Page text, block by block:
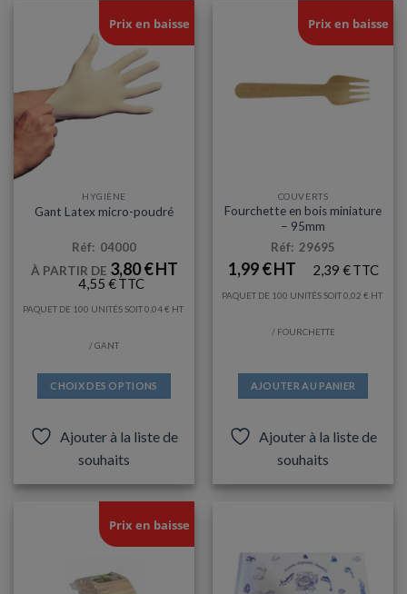
Prix en baisse
HYGIÈNE
Gant Latex micro-poudré
Réf: 04000
À PARTIR DE 3,80€
4,55 €
PAQUET DE 100 UNITÉS SOIT0,04€
/ GANT
CHOIX DES OPTIONS
a
plusieurs
variations.
Les
options
peuvent
choisies
Ajouter à la liste de
souhaits
Prix en baisse
COUVERTS
Fourchette en bois miniature
– 95mm
Réf: 29695
1,99€ 2,39 €
PAQUET DE 100 UNITÉS SOIT0,02 €
/ FOURCHETTE
AJOUTER AU PANIER
Ajouter à la liste de
souhaits
Prix en baisse